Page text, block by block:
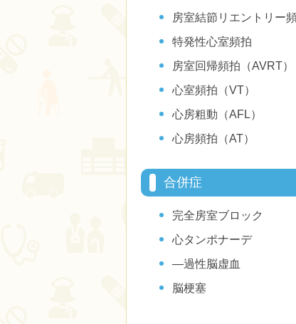
房室結節リエントリー
特発性心室頻拍
房室回帰頻拍（AVRT）
心室頻拍（VT）
心房粗動（AFL）
心房頻拍（AT）
合併症
完全房室ブロック
心タンポナーデ
―過性脳虚血
脳梗塞